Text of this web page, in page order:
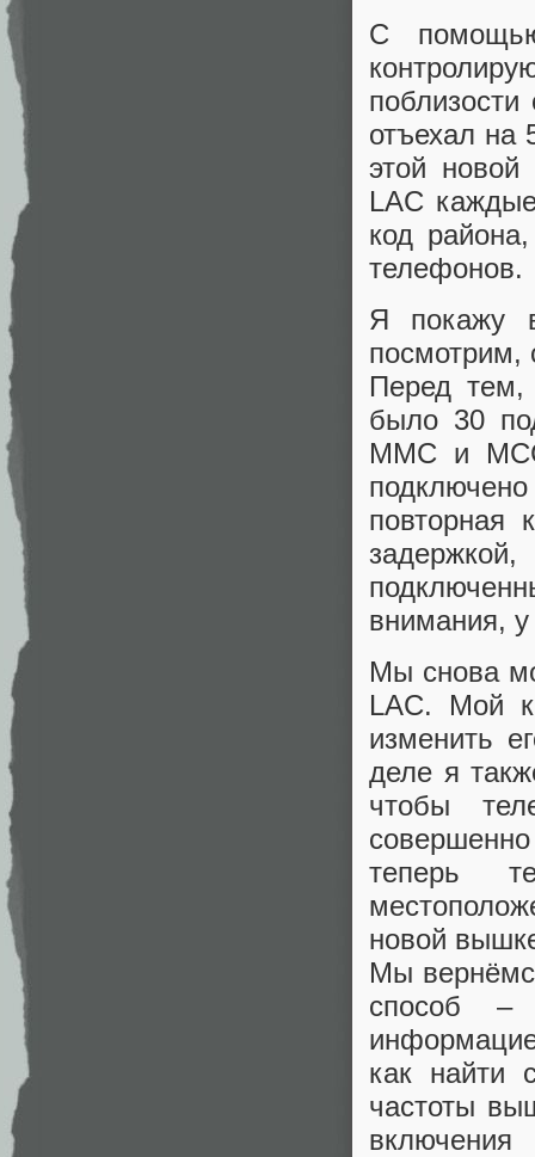
С
отъехал на
этой
LAC
код
телефонов.
Я покажу
посмотрим,
Перед тем,
было 30
MMC и
повторная
внимания,
Мы снова
LAC. Мой
изменить
деле я
чтобы
теперь
новой
Мы
способ –
как найти
частоты
включения